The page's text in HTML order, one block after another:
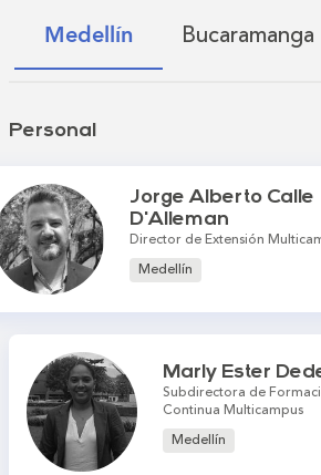
Medellín Bucaramanga
Personal
Jorge Alberto Calle
D'Alleman
Director de Extensión
Medellín
Marly Ester
Subdirectora de
Continua Multicampus
Medellín